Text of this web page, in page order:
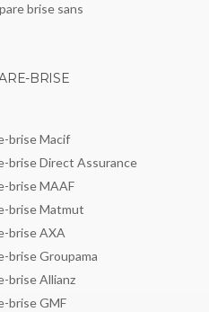
brise sans
BRISE
brise Macif
brise Direct Assurance
brise MAAF
brise Matmut
brise AXA
brise Groupama
brise Allianz
brise GMF